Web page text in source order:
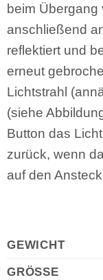
beim Übergang
anschließend
reflektiert und
erneut
Lichtstrahl
(siehe
Button das
zurück, wenn
auf den
GEWICHT
GRÖSSE